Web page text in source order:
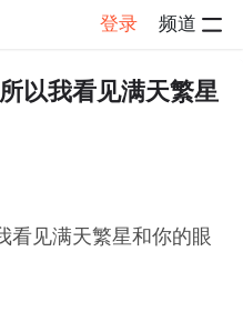
登录 频道
帖子详情
以我看见满天繁星
看见满天繁星和你的眼